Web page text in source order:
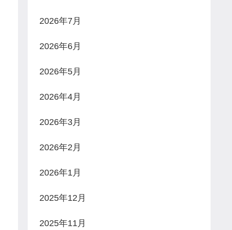
2026年7月
2026年6月
2026年5月
2026年4月
2026年3月
2026年2月
2026年1月
2025年12月
2025年11月